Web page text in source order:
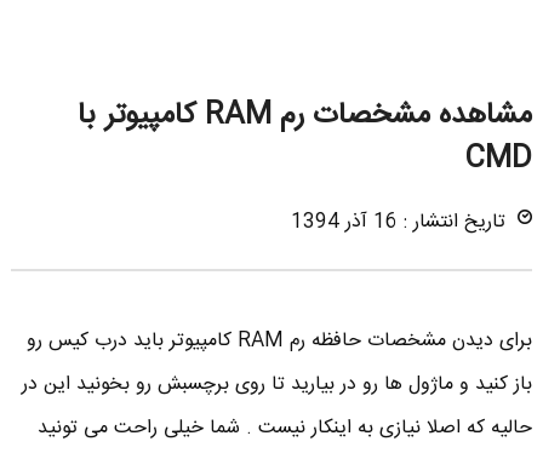
مشاهده مشخصات رم RAM کامپیوتر با
CMD
تاریخ انتشار : 16 آذر 1394
برای دیدن مشخصات حافظه رم RAM کامپیوتر باید درب کیس رو
باز کنید و ماژول ها رو در بیارید تا روی برچسبش رو بخونید این در
حالیه که اصلا نیازی به اینکار نیست . شما خیلی راحت می تونید